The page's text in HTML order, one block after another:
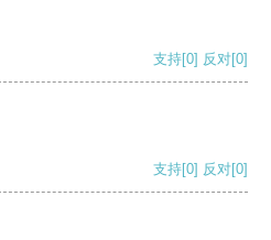
支持[0] 反对[0]
支持[0] 反对[0]